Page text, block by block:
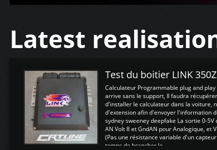
Latest
Test du boitier LINK
Calculateur Programmable plug and
arrive sans le support, Il faudra
d'installer le calculateur dans la voiture,
d'extension afin d'envoyer l'information
sydney sweeney deepfake La sortie 0-
AN Volt 8 et GndAN pour Analogique, et
(Pas une résistance variable d'un
temps de brancher le ...